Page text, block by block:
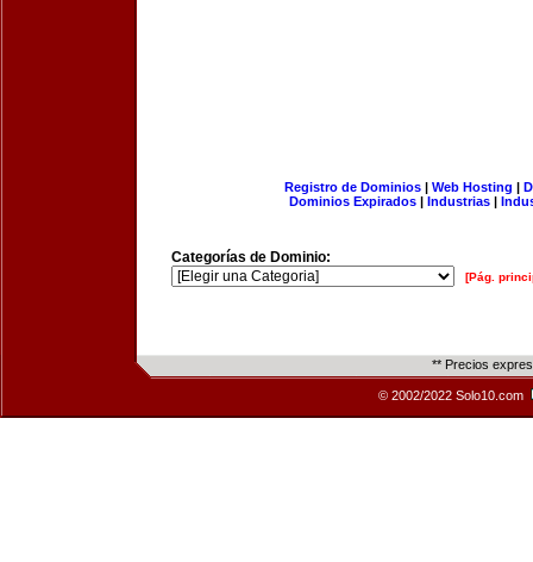
Registro de Dominios| Web Hosting |
Dominios Expirados | Industrias |
Categorías de Dominio:
[Pág.
** Precios
© 2002/2022 Solo10.com